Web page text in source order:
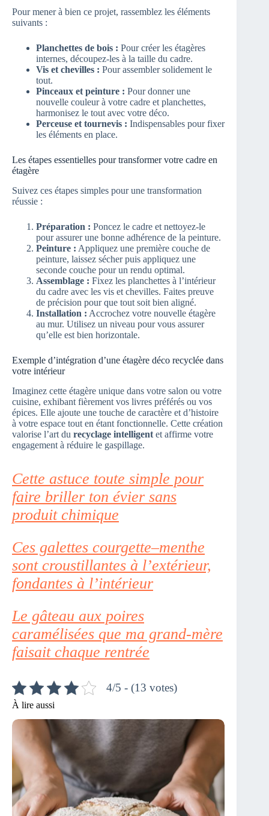
Pour mener à bien ce projet, rassemblez les éléments
suivants :
Planchettes de bois : Pour créer les étagères
internes, découpez-les à la taille du cadre.
Vis et chevilles : Pour assembler solidement le
tout.
Pinceaux et peinture : Pour donner une
nouvelle couleur à votre cadre et planchettes,
harmonisez le tout avec votre déco.
Perceuse et tournevis : Indispensables pour fixer
les éléments en place.
Les étapes essentielles pour transformer votre cadre en
étagère
Suivez ces étapes simples pour une transformation
réussie :
Préparation : Poncez le cadre et nettoyez-le
pour assurer une bonne adhérence de la peinture.
Peinture : Appliquez une première couche de
peinture, laissez sécher puis appliquez une
seconde couche pour un rendu optimal.
Assemblage : Fixez les planchettes à l’intérieur
du cadre avec les vis et chevilles. Faites preuve
de précision pour que tout soit bien aligné.
Installation : Accrochez votre nouvelle étagère
au mur. Utilisez un niveau pour vous assurer
qu’elle est bien horizontale.
Exemple d’intégration d’une étagère déco recyclée dans
votre intérieur
Imaginez cette étagère unique dans votre salon ou votre
cuisine, exhibant fièrement vos livres préférés ou vos
épices. Elle ajoute une touche de caractère et d’histoire
à votre espace tout en étant fonctionnelle. Cette création
valorise l’art du recyclage intelligent et affirme votre
engagement à réduire le gaspillage.
Cette astuce toute simple pour
faire briller ton évier sans
produit chimique
Ces galettes courgette–menthe
sont croustillantes à l’extérieur,
fondantes à l’intérieur
Le gâteau aux poires
caramélisées que ma grand-mère
faisait chaque rentrée
4/5 - (13 votes)
À lire aussi